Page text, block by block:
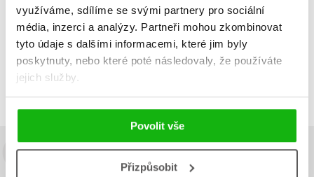
využíváme, sdílíme se svými partnery pro sociální
média, inzerci a analýzy. Partneři mohou zkombinovat
tyto údaje s dalšími informacemi, které jim byly
poskytnuty, nebo které poté následovaly, že používáte
jejich služby.
Povolit vše
Přizpůsobit
Zobraz záznamů
Zobrazuji 1 až 3 z celkem 3 záznamů
Budete to vědět jako první!